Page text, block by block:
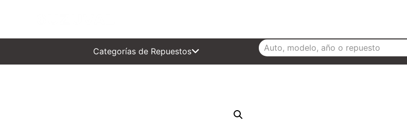
Categorías de Repuestos